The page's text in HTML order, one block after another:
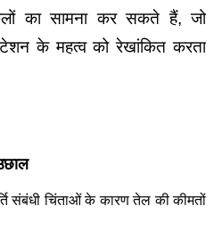
का सामना कर सकते हैं, जो
के महत्व को रेखांकित करता
संबंधी चिंताओं के कारण तेल की कीमतों